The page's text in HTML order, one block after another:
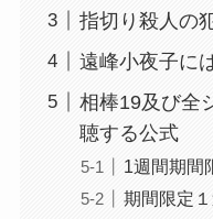
指切り殺人の
遠峰小夜子に
相棒19及び全
聴する公式
1週間期間
期間限定